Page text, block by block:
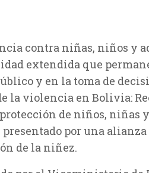
contra niñas, niños y
extendida que
y en la toma de
la violencia en Bolivia:
de niños, niñas
presentado por una
de la niñez.